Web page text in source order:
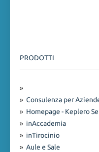
PRODOTTI
»
» Consulenza per
» Homepage - Keplero
» inAccademia
» inTirocinio
» Aule e Sale